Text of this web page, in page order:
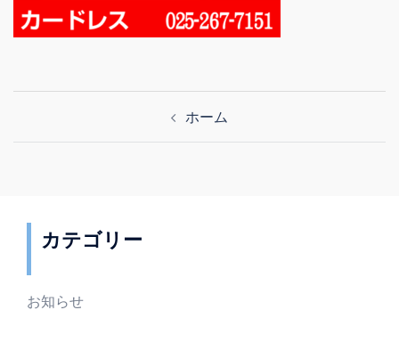
ー
ョ
ン
ホーム
カテゴリー
お知らせ